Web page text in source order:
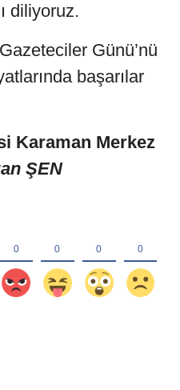
diliyoruz.
Günü’nü
başarılar
Karaman Merkez
ŞEN